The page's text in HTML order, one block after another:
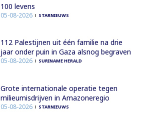
100 levens
05-08-2026 STARNIEUWS
112 Palestijnen uit één familie na drie
jaar onder puin in Gaza alsnog begraven
05-08-2026 SURINAME HERALD
Grote internationale operatie tegen
milieumisdrijven in Amazoneregio
05-08-2026 STARNIEUWS